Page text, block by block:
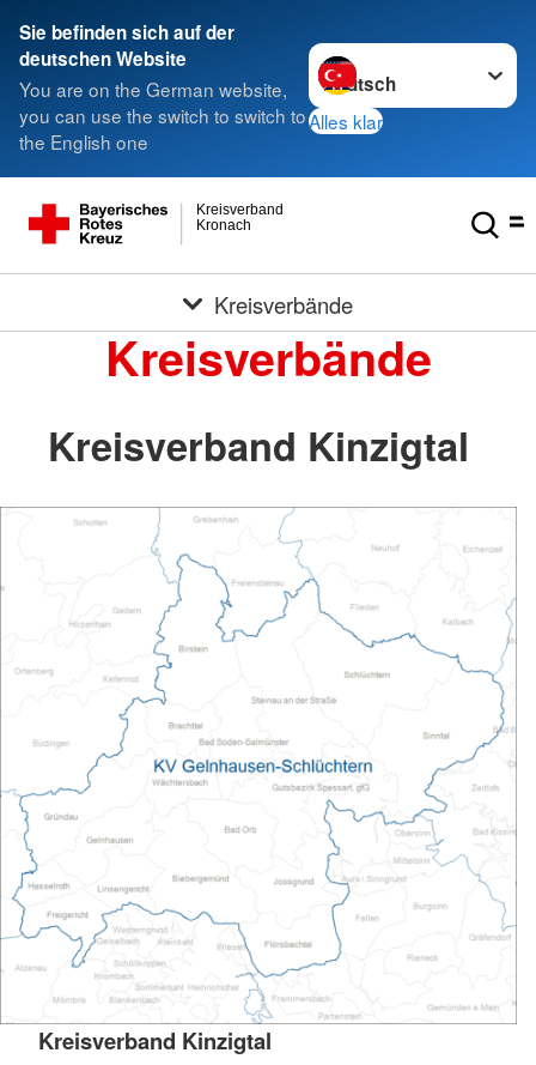
Sie befinden sich auf der
deutschen Website
You are on the German website,
you can use the switch to switch to
the English one
Sprache wechseln zu
Alles klar
Kronach
Kreisverband
Kreisverbände
Kreisverbände
Kreisverband Kinzigtal
Kreisverband Kinzigtal